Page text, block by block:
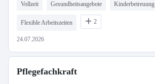
Vollzeit Gesundheitsangebote Kinderbetreuung
Flexible Arbeitszeiten 2
24.07.2026
Pflegefachkraft